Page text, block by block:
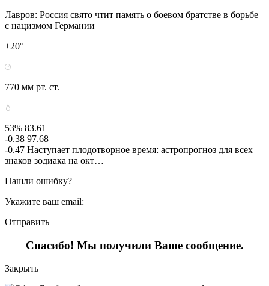
Лавров: Россия свято чтит память о боевом братстве в борьбе
с нацизмом Германии
+20°
770 мм рт. ст.
53% 83.61
-0.38 97.68
-0.47 Наступает плодотворное время: астропрогноз для всех
знаков зодиака на окт…
Нашли ошибку?
Укажите ваш email:
Отправить
Спасибо! Мы получили Ваше сообщение.
Закрыть